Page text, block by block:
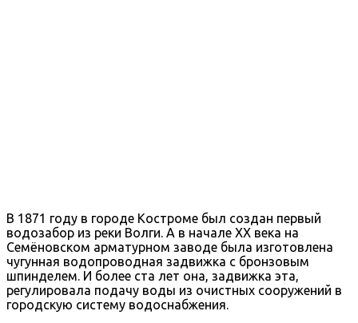
В 1871 году в городе Костроме был создан первый
водозабор из реки Волги. А в начале XX века на
Семёновском арматурном заводе была изготовлена
чугунная водопроводная задвижка с бронзовым
шпинделем. И более ста лет она, задвижка эта,
регулировала подачу воды из очистных сооружений в
городскую систему водоснабжения.